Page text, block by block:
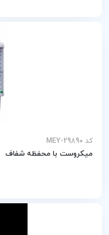
کد MEY-29890
میکروست با محفظه شفاف